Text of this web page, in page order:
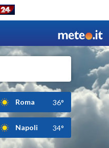
Roma 36°
Napoli 34°